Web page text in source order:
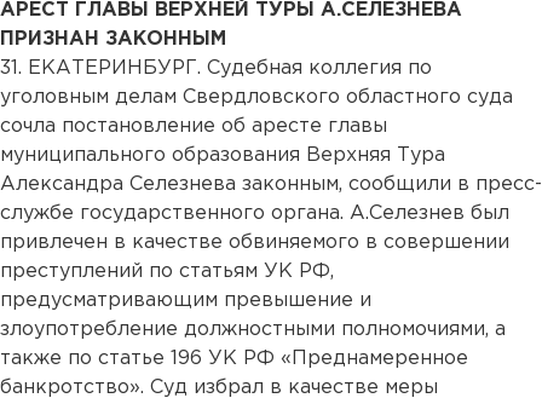
АРЕСТ ГЛАВЫ ВЕРХНЕЙ ТУРЫ А.СЕЛЕЗНЕВА
ПРИЗНАН ЗАКОННЫМ
31. ЕКАТЕРИНБУРГ. Судебная коллегия по
уголовным делам Свердловского областного суда
сочла постановление об аресте главы
муниципального образования Верхняя Тура
Александра Селезнева законным, сообщили в пресс-
службе государственного органа. А.Селезнев был
привлечен в качестве обвиняемого в совершении
преступлений по статьям УК РФ,
предусматривающим превышение и
злоупотребление должностными полномочиями, а
также по статье 196 УК РФ «Преднамеренное
банкротство». Суд избрал в качестве меры